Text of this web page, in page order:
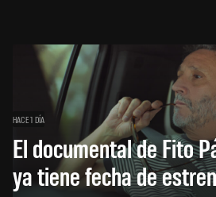
HACE 1 DÍA
El documental de Fito
ya tiene fecha de